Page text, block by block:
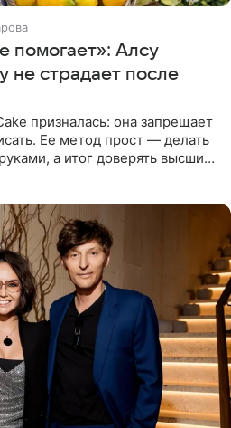
помогает»: Алсу
не страдает после
призналась: она запрещает
Ее метод прост — делать
а итог доверять высшим